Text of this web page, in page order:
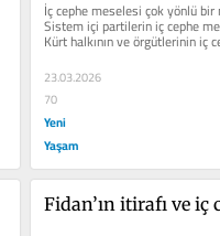
İç cephe meselesi çok yönlü bir
Sistem içi partilerin iç cephe
Kürt halkının ve örgütlerinin iç
23.03.2026
70
Yeni
Yaşam
Fidan’ın itirafı ve iç